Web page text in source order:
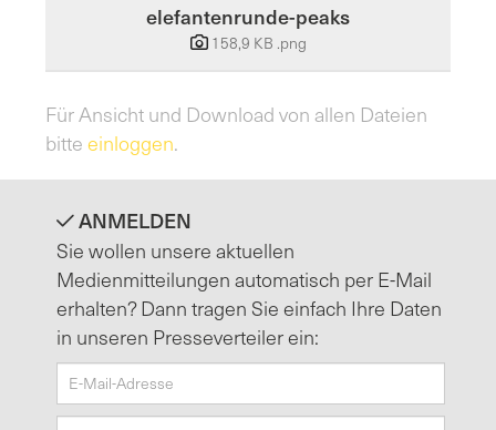
elefantenrunde-peaks
158,9 KB .png
Für Ansicht und Download von allen Dateien
bitteeinloggen.
ANMELDEN
Sie wollen unsere aktuellen
Medienmitteilungen automatisch per E-Mail
erhalten? Dann tragen Sie einfach Ihre Daten
in unseren Presseverteiler ein: